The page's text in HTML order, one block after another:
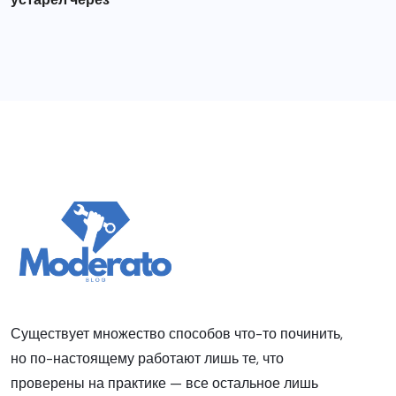
Существует множество способов что-то починить,
но по-настоящему работают лишь те, что
проверены на практике — все остальное лишь